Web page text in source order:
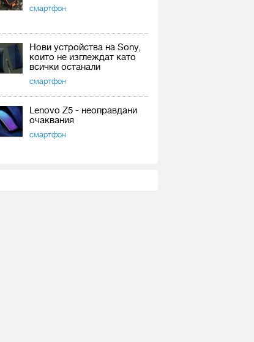
смартфон
Нови устройства на Sony,
които не изглеждат като
всички останали
смартфон
Lenovo Z5 - неоправдани
очаквания
смартфон